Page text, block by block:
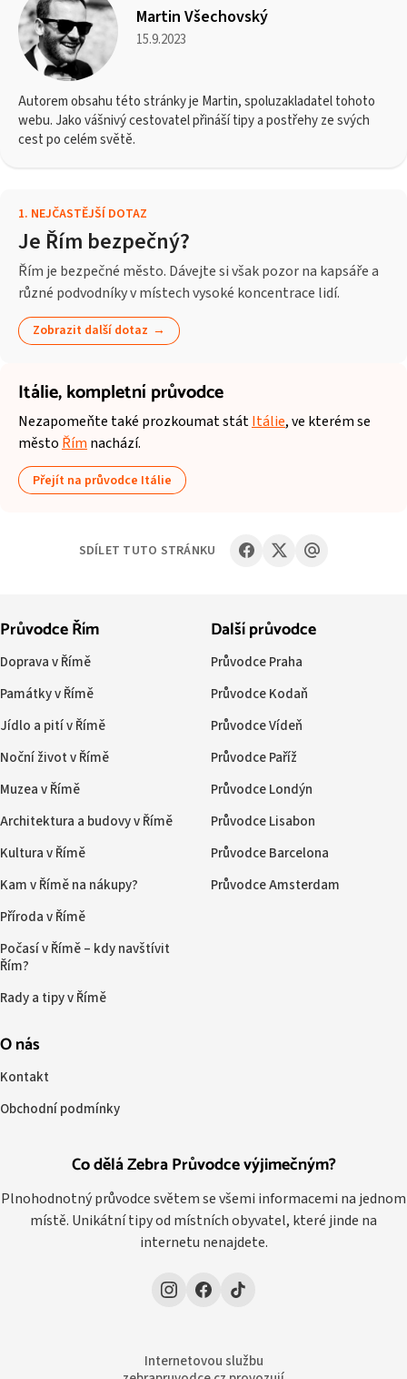
Martin Všechovský
15.9.2023
Autorem obsahu této stránky je Martin, spoluzakladatel tohoto
webu. Jako vášnivý cestovatel přináší tipy a postřehy ze svých
cest po celém světě.
1. NEJČASTĚJŠÍ DOTAZ
Je Řím bezpečný?
Řím je bezpečné město. Dávejte si však pozor na kapsáře a
různé podvodníky v místech vysoké koncentrace lidí.
Zobrazit další dotaz
Itálie,kompletní průvodce
Nezapomeňte také prozkoumat státItálie, ve kterém se
město Řím nachází.
Přejít na průvodce Itálie
SDÍLET TUTO STRÁNKU
Co dělá Zebra Průvodce výjimečným?
Plnohodnotný průvodce světem se všemi informacemi na jednom
místě. Unikátní tipy od místních obyvatel, které jinde na
internetu nenajdete.
Průvodce Řím
Doprava v Římě
Památky v Římě
Jídlo a pití v Římě
Noční život v Římě
Muzea v Římě
Architektura a budovy v Římě
Kultura v Římě
Kam v Římě na nákupy?
Příroda v Římě
Počasí v Římě – kdy navštívit
Řím?
Rady a tipy v Římě
Další průvodce
Průvodce Praha
Průvodce Kodaň
Průvodce Vídeň
Průvodce Paříž
Průvodce Londýn
Průvodce Lisabon
Průvodce Barcelona
Průvodce Amsterdam
O nás
Kontakt
Obchodní podmínky
Internetovou službu